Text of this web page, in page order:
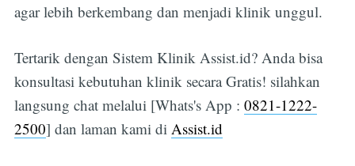
agar lebih berkembang dan menjadi klinik unggul.
Tertarik dengan Sistem Klinik Assist.id? Anda bisa
konsultasi kebutuhan klinik secara Gratis! silahkan
langsung chat melalui [Whats's App : 0821-1222-
2500] dan laman kami di Assist.id